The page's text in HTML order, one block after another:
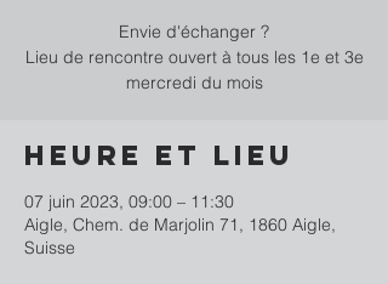
Envie d'échanger ?
Lieu de rencontre ouvert à tous les 1e et 3e
mercredi du mois
Heure et lieu
07 juin 2023, 09:00 – 11:30
Aigle, Chem. de Marjolin 71, 1860 Aigle,
Suisse